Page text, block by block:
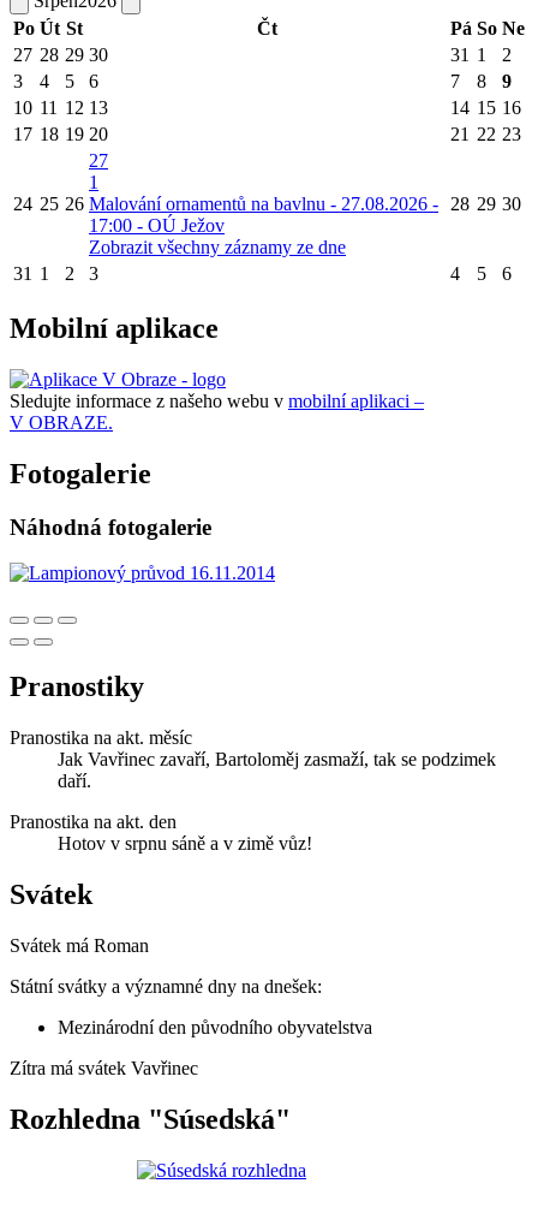
Po Út St Čt Pá So Ne
27 28 29 30 31 1
2
3
4 5 6 7 8
9
10 11 12 13 14 15 16
17 18 19 20 21 22 23
24 25 26
27
1
Malování ornamentů na bavlnu - 27.08.2026 -
17:00 - OÚ Ježov
Zobrazit všechny záznamy ze dne
28 29 30
31 1 2 3 4 5 6
Mobilní aplikace
Sledujte informace z našeho webu v mobilní aplikaci –
V OBRAZE.
Fotogalerie
Náhodná fotogalerie
Pranostiky
Pranostika na akt. měsíc
Jak Vavřinec zavaří, Bartoloměj zasmaží, tak se podzimek
daří.
Pranostika na akt. den
Hotov v srpnu sáně a v zimě vůz!
Svátek
Svátek má Roman
Státní svátky a významné dny na dnešek:
Mezinárodní den původního obyvatelstva
Zítra má svátek Vavřinec
Rozhledna "Súsedská"